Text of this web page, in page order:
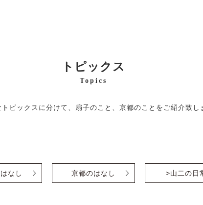
トピックス
Topics
トピックスに分けて、扇子のこと、京都のことをご紹介致し
なし 京都のはなし >山二の日